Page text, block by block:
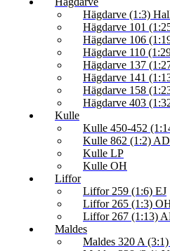
Hägdarve (1:3)
Hägdarve 101
Hägdarve 106
Hägdarve 110
Hägdarve 137
Hägdarve 141
Hägdarve 158
Hägdarve 403
Kulle
Kulle 450-452
Kulle 862 (1:2) AD
Kulle LP
Kulle OH
Liffor
Liffor 259 (1:6) EJ
Liffor 265 (1:3)
Liffor 267 (1:13)
Maldes
Maldes 320 A